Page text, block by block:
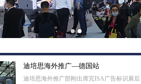
绣花展
迪培思海外推广—德国站
迪培思海外推广部刚出席完ISA广告标识展